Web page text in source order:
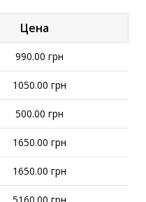
Цена
990.00 грн
1050.00 грн
500.00 грн
1650.00 грн
1650.00 грн